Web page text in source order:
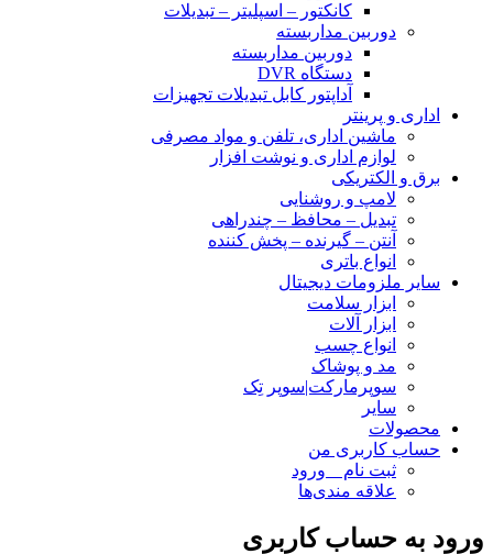
کانکتور – اسپلیتر – تبدیلات
دوربین مداربسته
دوربین مداربسته
دستگاه DVR
آداپتور کابل تبدیلات تجهیزات
اداری و پرینتر
ماشین اداری، تلفن و مواد مصرفی
لوازم اداری و نوشت افزار
برق و الکتریکی
لامپ و روشنایی
تبدیل – محافظ – چندراهی
آنتن – گیرنده – پخش کننده
انواع باتری
سایر ملزومات دیجیتال
ابزار سلامت
ابزار آلات
انواع چسب
مد و پوشاک
سوپرمارکت|سوپر تِک
سایر
محصولات
حساب کاربری من
ثبت نام _ ورود
علاقه مندی‌ها
ورود به حساب کاربری